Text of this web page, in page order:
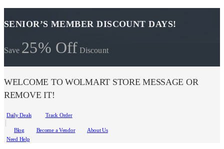
SENIOR’S MEMBER DISCOUNT DAYS!
Save 25% Off Discount
WELCOME TO WOLMART STORE MESSAGE OR
REMOVE IT!
Daily Deals Track Order
Blog Become a Vendor
About Us
Need Help